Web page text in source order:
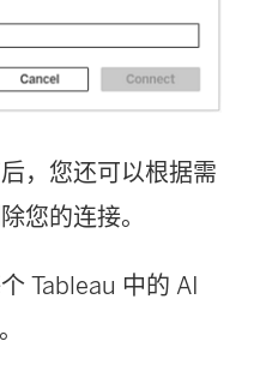
，您还可以根据需
您的连接。
Tableau 中的 AI
。